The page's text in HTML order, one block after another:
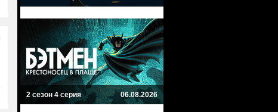
2 сезон 4 серия 06.08.2026